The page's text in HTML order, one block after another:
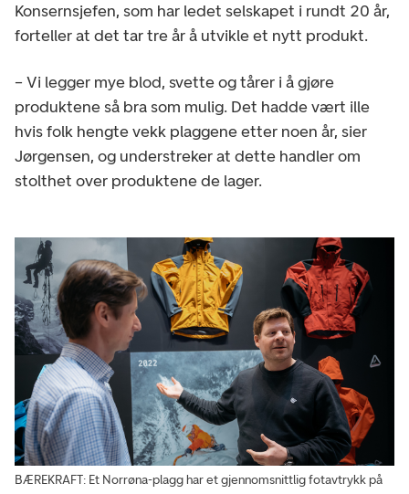
Konsernsjefen, som har ledet selskapet i rundt 20 år,
forteller at det tar tre år å utvikle et nytt produkt.
– Vi legger mye blod, svette og tårer i å gjøre
produktene så bra som mulig. Det hadde vært ille
hvis folk hengte vekk plaggene etter noen år, sier
Jørgensen, og understreker at dette handler om
stolthet over produktene de lager.
BÆREKRAFT: Et Norrøna-plagg har et gjennomsnittlig fotavtrykk på